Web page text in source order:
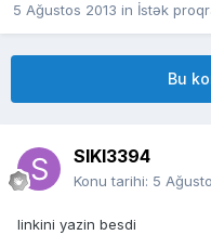
5 Ağustos 2013 in İstək
Bu
SIKI3394
Konu tarihi: 5
linkini yazin besdi